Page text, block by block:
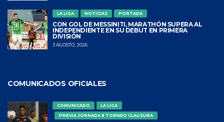
LA LIGA NOTICIAS PORTADA
CON GOL DE MESSINITI, MARATHÓN SUPERA AL
INDEPENDIENTE EN SU DEBUT EN PRIMERA
DIVISIÓN
3 AGOSTO, 2026
COMUNICADOS OFICIALES
COMUNICADO
LA LIGA
PREVIA JORNADA 8 TORNEO CLAUSURA